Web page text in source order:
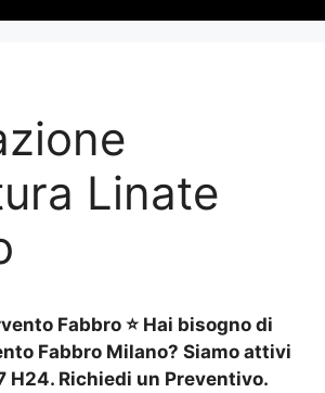
Linate
Fabbro ⭐ Hai bisogno di
Fabbro Milano? Siamo attivi
H24. Richiedi un Preventivo.